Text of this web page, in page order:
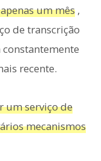
um mês ,
de transcrição
recente.
um serviço de
mecanismos